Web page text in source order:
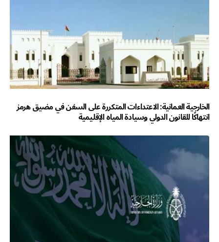
الخارجية العمانية: الاعتداءات المتكررة على السفن في مضيق هرمز
انتهاكًا للقانون الدولي وسيادة المياه الإقليمية